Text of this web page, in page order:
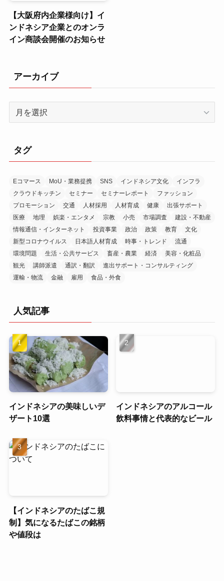
【大阪府内企業様向け】イ
ンドネシア企業とのオンラ
イン商談会開催のお知らせ
アーカイブ
ブ
タグ
Eコマース MoU・業務提携 SNS インドネシア文化
インフラ
クラウドキッチン
セミナー セミナーレポート
ファッション
プロモーション
交通 人材採用 人材育成 健康
出張サポート
医療
地理 娯楽・エンタメ 宗教 小売 市場調査
建設・不動産
情報通信・インターネット
投資事業 政治 政策 教育
文化
新型コロナウイルス
日本語人材育成 時事・トレンド
流通
環境問題
生活・公共サービス 畜産・農業 経済
美容・化粧品
観光
講師派遣 通訳・翻訳
進出サポート・コンサルティング
運輸・物流
金融 雇用 食品・外食
人気記事
インドネシアの美味しいデ
ザート10選
インドネシアのアルコール
飲料事情と代表的なビール
【インドネシアのたばこ規
制】気になるたばこの銘柄
や値段は